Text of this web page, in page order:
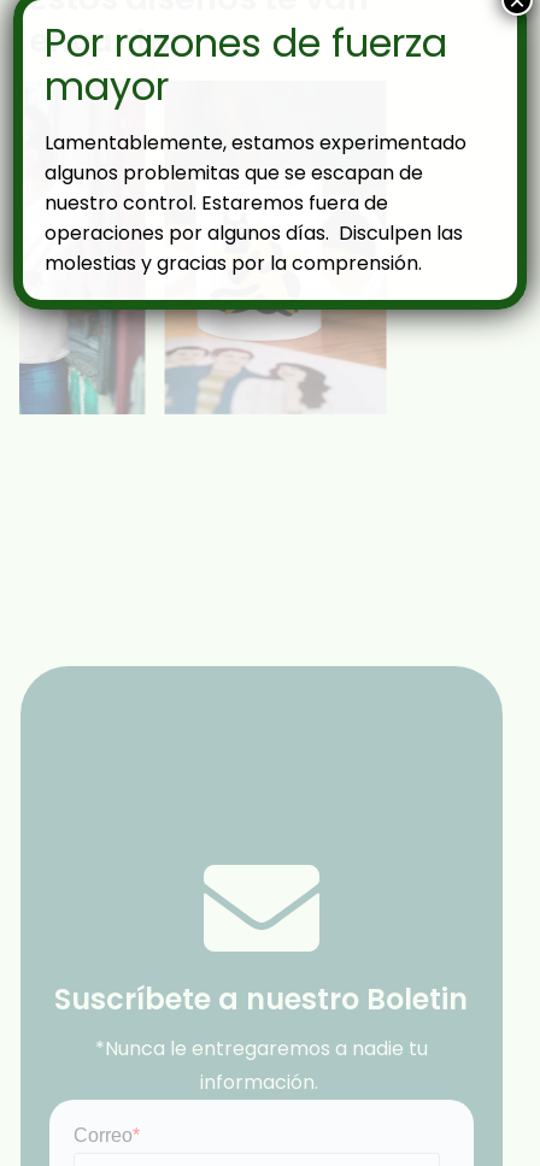
encantar
Suscríbete a nuestro Boletin
*Nunca le entregaremos a nadie tu
información.
Por razones de fuerza
mayor
Lamentablemente, estamos experimentado
algunos problemitas que se escapan de
nuestro control. Estaremos fuera de
operaciones por algunos días. Disculpen las
molestias y gracias por la comprensión.